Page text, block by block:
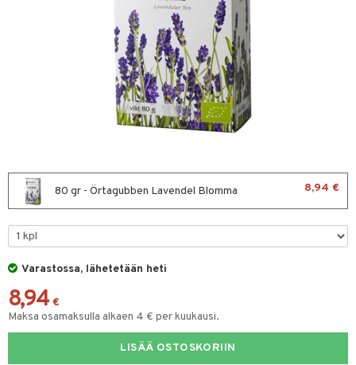
80 gr - Örtagubben Lavendel Blomma 8,94 €
Varastossa, lähetetään heti
8,94 €
Maksa osamaksulla alkaen 4 € per kuukausi.
LISÄÄ OSTOSKORIIN